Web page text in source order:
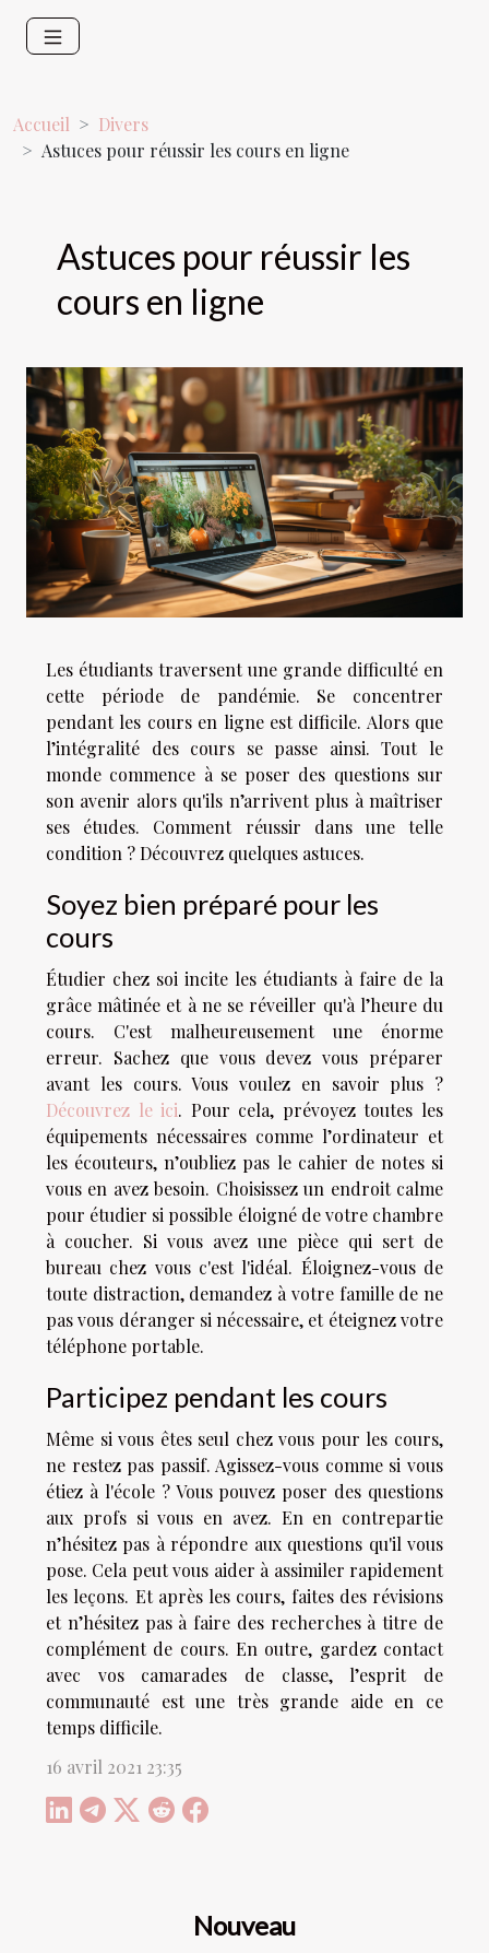
Accueil
Divers
Astuces pour réussir les cours en ligne
Astuces pour réussir les
cours en ligne
Les étudiants traversent une grande difficulté en
cette période de pandémie. Se concentrer
pendant les cours en ligne est difficile. Alors que
l’intégralité des cours se passe ainsi. Tout le
monde commence à se poser des questions sur
son avenir alors qu'ils n’arrivent plus à maîtriser
ses études. Comment réussir dans une telle
condition ? Découvrez quelques astuces.
Soyez bien préparé pour les
cours
Étudier chez soi incite les étudiants à faire de la
grâce mâtinée et à ne se réveiller qu'à l’heure du
cours. C'est malheureusement une énorme
erreur. Sachez que vous devez vous préparer
avant les cours. Vous voulez en savoir plus ?
Découvrez le ici. Pour cela, prévoyez toutes les
équipements nécessaires comme l’ordinateur et
les écouteurs, n’oubliez pas le cahier de notes si
vous en avez besoin. Choisissez un endroit calme
pour étudier si possible éloigné de votre chambre
à coucher. Si vous avez une pièce qui sert de
bureau chez vous c'est l'idéal. Éloignez-vous de
toute distraction, demandez à votre famille de ne
pas vous déranger si nécessaire, et éteignez votre
téléphone portable.
Participez pendant les cours
Même si vous êtes seul chez vous pour les cours,
ne restez pas passif. Agissez-vous comme si vous
étiez à l'école ? Vous pouvez poser des questions
aux profs si vous en avez. En en contrepartie
n’hésitez pas à répondre aux questions qu'il vous
pose. Cela peut vous aider à assimiler rapidement
les leçons. Et après les cours, faites des révisions
et n’hésitez pas à faire des recherches à titre de
complément de cours. En outre, gardez contact
avec vos camarades de classe, l’esprit de
communauté est une très grande aide en ce
temps difficile.
16 avril 2021 23:35
Nouveau